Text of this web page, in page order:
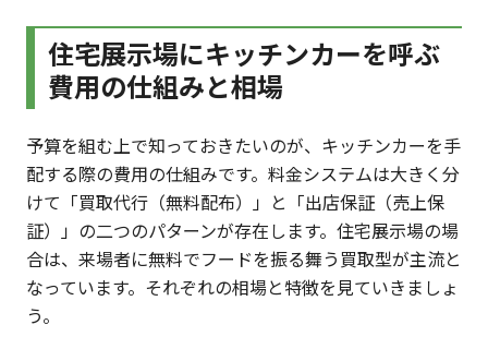
住宅展示場にキッチンカーを呼ぶ
費用の仕組みと相場
予算を組む上で知っておきたいのが、キッチンカーを手
配する際の費用の仕組みです。料金システムは大きく分
けて「買取代行（無料配布）」と「出店保証（売上保
証）」の二つのパターンが存在します。住宅展示場の場
合は、来場者に無料でフードを振る舞う買取型が主流と
なっています。それぞれの相場と特徴を見ていきましょ
う。